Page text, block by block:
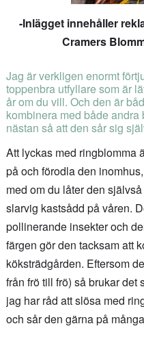
-Inlägget innehåller
Cramers
Jag är verkligen enormt
toppenbra utfyllare som är
år om du vill. Och den är
kombinera med både
nästan så att den sår sig
Att lyckas med ringblomma
på och förodla den
med om du låter den
slarvig kastsådd på våren.
pollinerande insekter och
färgen gör den tacksam att
köksträdgården. Eftersom
från frö till frö) så brukar det
jag har råd att slösa med
och sår den gärna på